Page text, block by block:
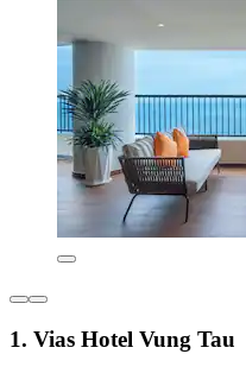
1. Vias Hotel Vung Tau